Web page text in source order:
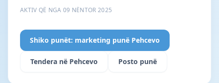
AKTIV QË NGA 09 NËNTOR 2025
Shiko punët: marketing punë Pehcevo
Tendera në Pehcevo Posto punë